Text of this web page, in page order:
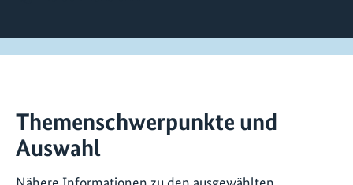
Themenschwerpunkte und
Auswahl